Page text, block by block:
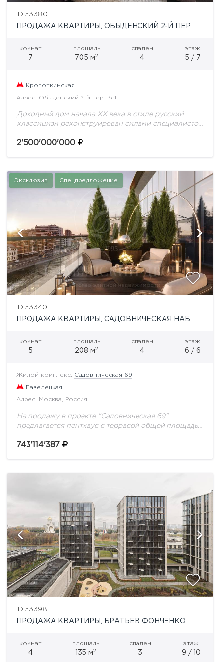
ID 53380
ПРОДАЖА КВАРТИРЫ, ОБЫДЕНСКИЙ 2-Й ПЕР
комнат
7
площадь
705 м2
спален
4
этаж
5 / 7
Кропоткинская
Адрес: Обыденский 2-й пер. 3с1
Доходный дом начала ХХ века в стиле русский
классицизм реконструирован силами специалистов
архитектором К. В. Гладких в 1997 году.Фасад
2'500'000'000
Эксклюзив Спецпредложение
ID 53340
ПРОДАЖА КВАРТИРЫ, САДОВНИЧЕСКАЯ НАБ
комнат
5
площадь
208 м2
спален
4
этаж
6 / 6
Жилой комплекс: Садовническая 69
Павелецкая
Адрес: Москва, Россия
На продажу в проекте "Садовническая 69"
предлагается пентхаус с террасой общей площадью
69» на острове Балчуг.Уникальный адрес в сердце
743'114'387
ID 53398
ПРОДАЖА КВАРТИРЫ, БРАТЬЕВ ФОНЧЕНКО
комнат
4
площадь
135 м2
спален
3
этаж
9 / 10